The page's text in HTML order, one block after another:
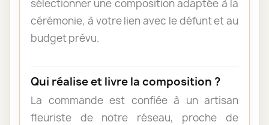
sélectionner une composition adaptée à la
cérémonie, à votre lien avec le défunt et au
budget prévu.
Qui réalise et livre la composition ?
La commande est confiée à un artisan
fleuriste de notre réseau, proche de